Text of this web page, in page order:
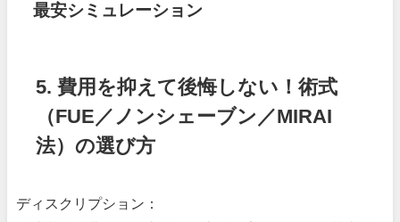
最安シミュレーション
5. 費用を抑えて後悔しない！術式
（FUE／ノンシェーブン／MIRAI
法）の選び方
ディスクリプション：